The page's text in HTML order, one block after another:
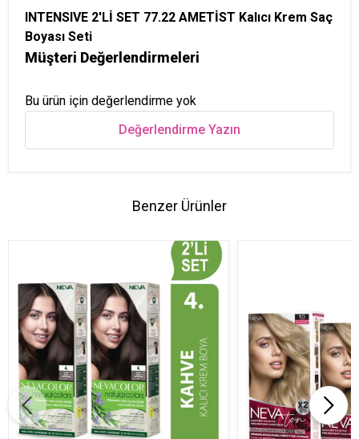
INTENSIVE 2'Lİ SET 77.22 AMETİST Kalıcı Krem Saç
Boyası Seti
Müşteri Değerlendirmeleri
Bu ürün için değerlendirme yok
Değerlendirme Yazın
Benzer Ürünler